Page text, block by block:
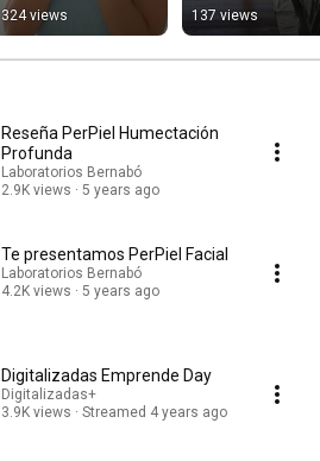
324 views
Vulvovaginal
137 views
Reseña PerPiel Humectación
Profunda
Laboratorios Bernabó
2.9K views
5 years ago
Te presentamos PerPiel Facial
Laboratorios Bernabó
4.2K views
5 years ago
Digitalizadas Emprende Day
Digitalizadas+
3.9K views
Streamed 4 years ago